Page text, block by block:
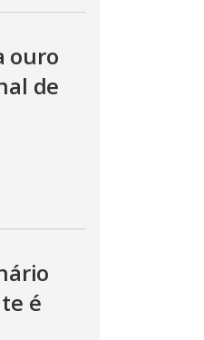
ouro
de
é